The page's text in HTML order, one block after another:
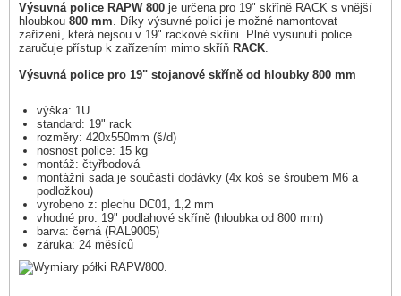
Výsuvná police RAPW 800 je určena pro 19" skříně RACK s vnější
hloubkou 800 mm. Díky výsuvné polici je možné namontovat
zařízení, která nejsou v 19" rackové skříni. Plné vysunutí police
zaručuje přístup k zařízením mimo skříň RACK.
Výsuvná police pro 19" stojanové skříně od hloubky 800 mm
výška: 1U
standard: 19" rack
rozměry: 420x550mm (š/d)
nosnost police: 15 kg
montáž: čtyřbodová
montážní sada je součástí dodávky (4x koš se šroubem M6 a
podložkou)
vyrobeno z: plechu DC01, 1,2 mm
vhodné pro: 19" podlahové skříně (hloubka od 800 mm)
barva: černá (RAL9005)
záruka: 24 měsíců